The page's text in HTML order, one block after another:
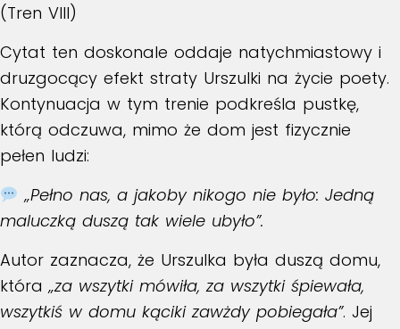
(Tren VIII)
Cytat ten doskonale oddaje natychmiastowy i
druzgocący efekt straty Urszulki na życie poety.
Kontynuacja w tym trenie podkreśla pustkę,
którą odczuwa, mimo że dom jest fizycznie
pełen ludzi:
„Pełno nas, a jakoby nikogo nie było: Jedną
maluczką duszą tak wiele ubyło”.
Autor zaznacza, że Urszulka była duszą domu,
która„za wszytki mówiła, za wszytki śpiewała,
wszytkiś w domu kąciki zawżdy pobiegała”. Jej